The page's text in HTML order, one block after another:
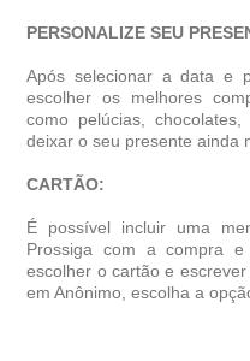
PERSONALIZE SEU
Após selecionar a data e
escolher os melhores
como pelúcias,
deixar o seu presente ainda
CARTÃO:
É possível incluir uma
Prossiga com a compra
escolher o cartão e
em Anônimo, escolha a